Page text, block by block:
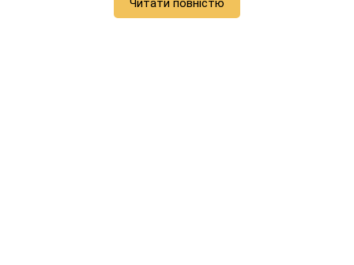
Читати повністю